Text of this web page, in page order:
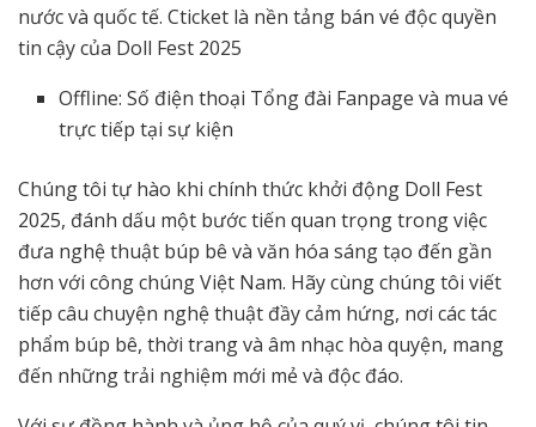
nước và quốc tế. Cticket là nền tảng bán vé độc quyền
tin cậy của Doll Fest 2025
Offline: Số điện thoại Tổng đài Fanpage và mua vé
trực tiếp tại sự kiện
Chúng tôi tự hào khi chính thức khởi động Doll Fest
2025, đánh dấu một bước tiến quan trọng trong việc
đưa nghệ thuật búp bê và văn hóa sáng tạo đến gần
hơn với công chúng Việt Nam. Hãy cùng chúng tôi viết
tiếp câu chuyện nghệ thuật đầy cảm hứng, nơi các tác
phẩm búp bê, thời trang và âm nhạc hòa quyện, mang
đến những trải nghiệm mới mẻ và độc đáo.